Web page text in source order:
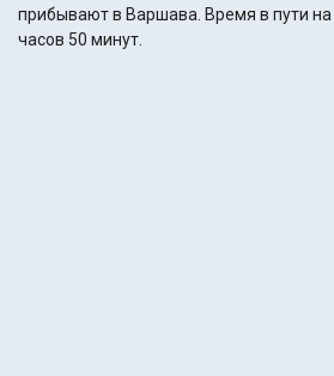
прибывают в Варшава. Время в пути на
часов 50 минут.